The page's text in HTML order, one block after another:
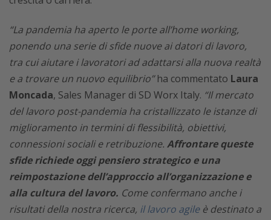
“La pandemia ha aperto le porte all’home working,
ponendo una serie di sfide nuove ai datori di lavoro,
tra cui aiutare i lavoratori ad adattarsi alla nuova realtà
e a trovare un nuovo equilibrio”ha commentato Laura
Moncada, Sales Manager di SD Worx Italy. “Il mercato
del lavoro post-pandemia ha cristallizzato le istanze di
miglioramento in termini di flessibilità, obiettivi,
connessioni sociali e retribuzione. Affrontare queste
sfide richiede oggi pensiero strategico e una
reimpostazione dell’approccio all’organizzazione e
alla cultura del lavoro. Come confermano anche i
risultati della nostra ricerca, il lavoro agileè destinato a